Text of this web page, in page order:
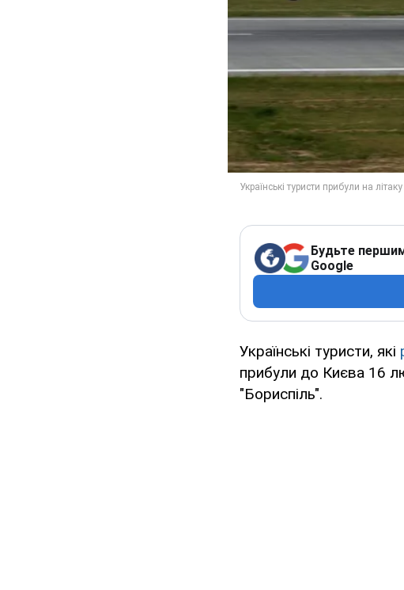
Будьте
Google
Українські туристи, які
прибули до Києва 16
"Бориспіль".